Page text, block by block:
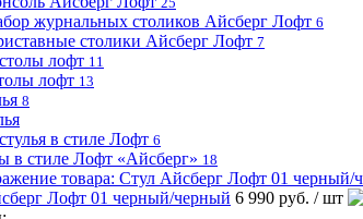
журнальных столиков Айсберг Лофт 6
столики Айсберг Лофт 7
лофт 11
лофт 13
8
в стиле Лофт 6
в стиле Лофт «Айсберг» 18
Лофт 01 черный/черный 6 990 руб. / шт